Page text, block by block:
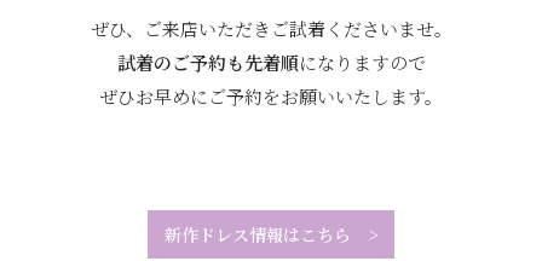
ぜひ、ご来店いただきご試着くださいませ。
試着のご予約も先着順になりますので
ぜひお早めにご予約をお願いいたします。
新作ドレス情報はこちら >